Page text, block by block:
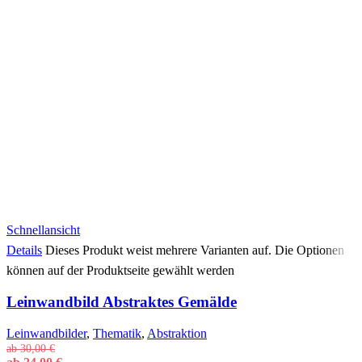
Schnellansicht
Details Dieses Produkt weist mehrere Varianten auf. Die Optionen
können auf der Produktseite gewählt werden
Leinwandbild Abstraktes Gemälde
Leinwandbilder, Thematik, Abstraktion
ab30,00€